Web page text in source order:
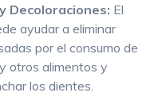
Decoloraciones: El
ayudar a eliminar
por el consumo de
otros alimentos y
los dientes.